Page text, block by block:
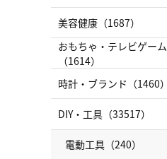
美容健康（1687）
おもちゃ・テレビゲーム
（1614）
時計・ブランド（1460）
DIY・工具（33517）
電動工具（240）